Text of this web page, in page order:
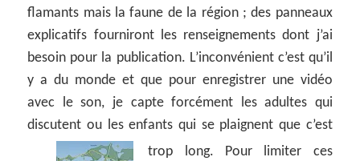
flamants mais la faune de la région ; des panneaux
explicatifs fourniront les renseignements dont j’ai
besoin pour la publication. L’inconvénient c’est qu’il
y a du monde et que pour enregistrer une vidéo
avec le son, je capte forcément les adultes qui
discutent ou les enfants qui se plaignent que c’est
trop long. Pour limiter ces